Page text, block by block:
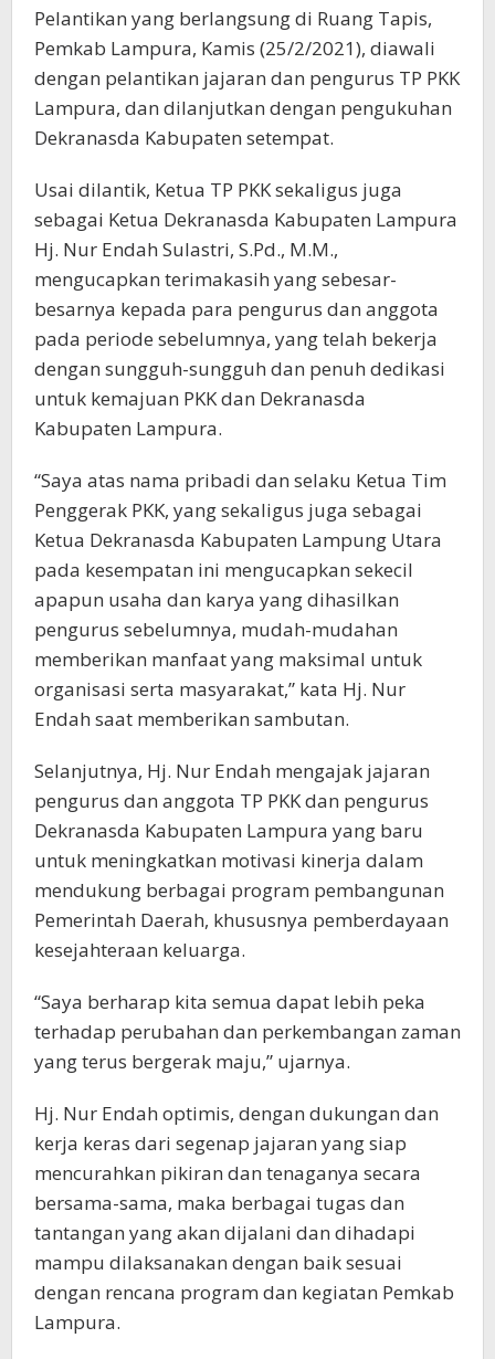
Pelantikan yang berlangsung di Ruang Tapis,
Pemkab Lampura, Kamis (25/2/2021), diawali
dengan pelantikan jajaran dan pengurus TP PKK
Lampura, dan dilanjutkan dengan pengukuhan
Dekranasda Kabupaten setempat.
Usai dilantik, Ketua TP PKK sekaligus juga
sebagai Ketua Dekranasda Kabupaten Lampura
Hj. Nur Endah Sulastri, S.Pd., M.M.,
mengucapkan terimakasih yang sebesar-
besarnya kepada para pengurus dan anggota
pada periode sebelumnya, yang telah bekerja
dengan sungguh-sungguh dan penuh dedikasi
untuk kemajuan PKK dan Dekranasda
Kabupaten Lampura.
“Saya atas nama pribadi dan selaku Ketua Tim
Penggerak PKK, yang sekaligus juga sebagai
Ketua Dekranasda Kabupaten Lampung Utara
pada kesempatan ini mengucapkan sekecil
apapun usaha dan karya yang dihasilkan
pengurus sebelumnya, mudah-mudahan
memberikan manfaat yang maksimal untuk
organisasi serta masyarakat,” kata Hj. Nur
Endah saat memberikan sambutan.
Selanjutnya, Hj. Nur Endah mengajak jajaran
pengurus dan anggota TP PKK dan pengurus
Dekranasda Kabupaten Lampura yang baru
untuk meningkatkan motivasi kinerja dalam
mendukung berbagai program pembangunan
Pemerintah Daerah, khususnya pemberdayaan
kesejahteraan keluarga.
“Saya berharap kita semua dapat lebih peka
terhadap perubahan dan perkembangan zaman
yang terus bergerak maju,” ujarnya.
Hj. Nur Endah optimis, dengan dukungan dan
kerja keras dari segenap jajaran yang siap
mencurahkan pikiran dan tenaganya secara
bersama-sama, maka berbagai tugas dan
tantangan yang akan dijalani dan dihadapi
mampu dilaksanakan dengan baik sesuai
dengan rencana program dan kegiatan Pemkab
Lampura.